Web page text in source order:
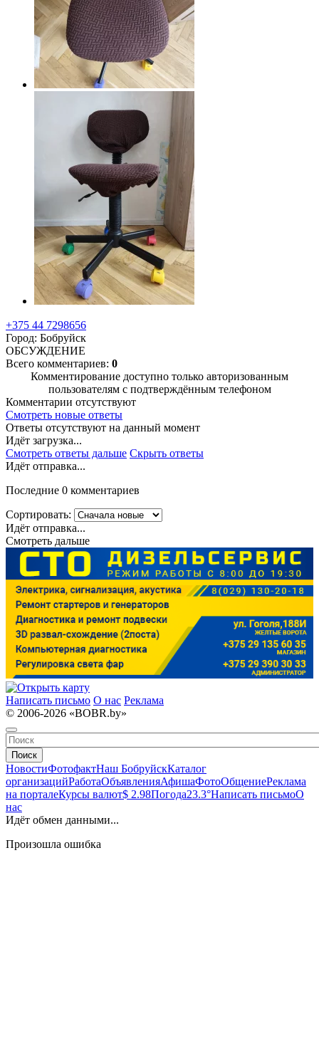
+375 44 7298656
Город: Бобруйск
ОБСУЖДЕНИЕ
Всего комментариев: 0
Комментирование доступно только авторизованным
пользователям с подтверждённым телефоном
Комментарии отсутствуют
Смотреть новые ответы
Ответы отсутствуют на данный момент
Идёт загрузка...
Смотреть ответы дальше Скрыть ответы
Идёт отправка...
Последние 0 комментариев
Сортировать:
Идёт отправка...
Смотреть дальше
Написать письмо О нас Реклама
© 2006-2026 «BOBR.by»
Поиск
НовостиФотофактНаш БобруйскКаталог
организацийРаботаОбъявленияАфишаФотоОбщениеРеклама
на порталеКурсы валют$ 2.98Погода23.3°Написать письмоО
нас
Идёт обмен данными...
Произошла ошибка